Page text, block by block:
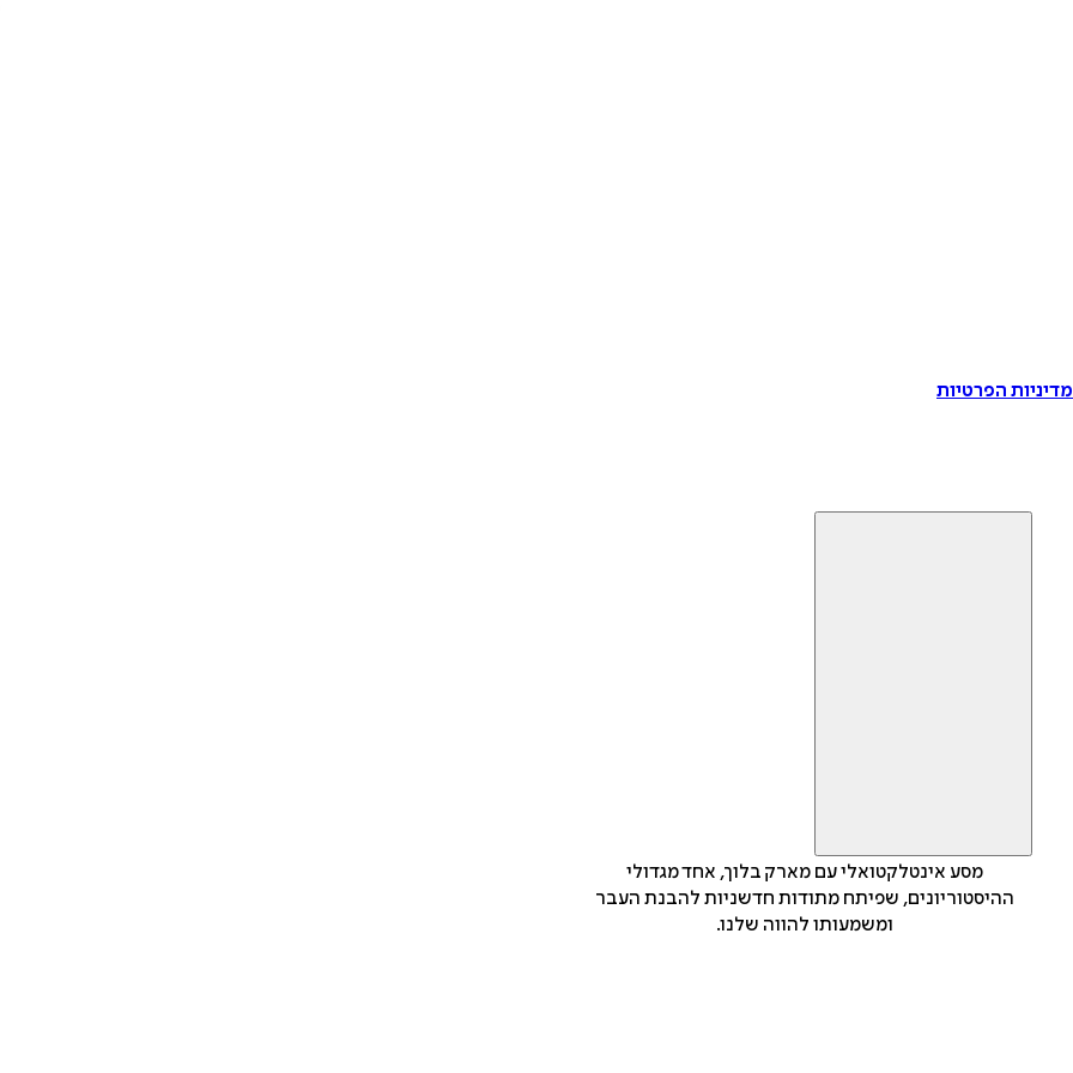
הפרטיות
מסע אינטלקטואלי עם מארק בלוך, אחד מגדולי
ההיסטוריונים, שפיתח מתודות חדשניות להבנת העבר
ומשמעותו להווה שלנו.